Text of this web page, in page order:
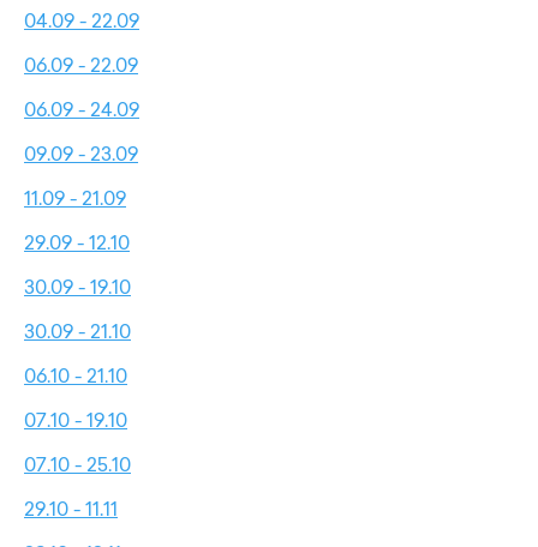
04.09 - 22.09
06.09 - 22.09
06.09 - 24.09
09.09 - 23.09
11.09 - 21.09
29.09 - 12.10
30.09 - 19.10
30.09 - 21.10
06.10 - 21.10
07.10 - 19.10
07.10 - 25.10
29.10 - 11.11